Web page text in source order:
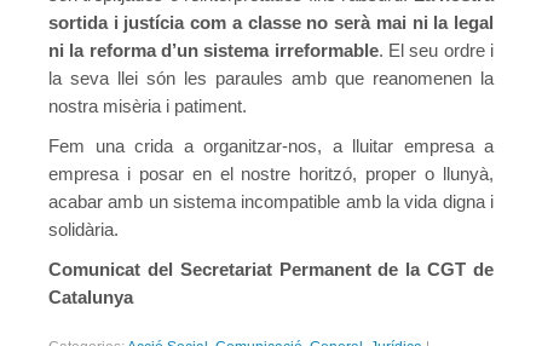
sortida i justícia com a classe no serà mai ni la legal
ni la reforma d’un sistema irreformable. El seu ordre i
la seva llei són les paraules amb que reanomenen la
nostra misèria i patiment.
Fem una crida a organitzar-nos, a lluitar empresa a
empresa i posar en el nostre horitzó, proper o llunyà,
acabar amb un sistema incompatible amb la vida digna i
solidària.
Comunicat del Secretariat Permanent de la CGT de
Catalunya